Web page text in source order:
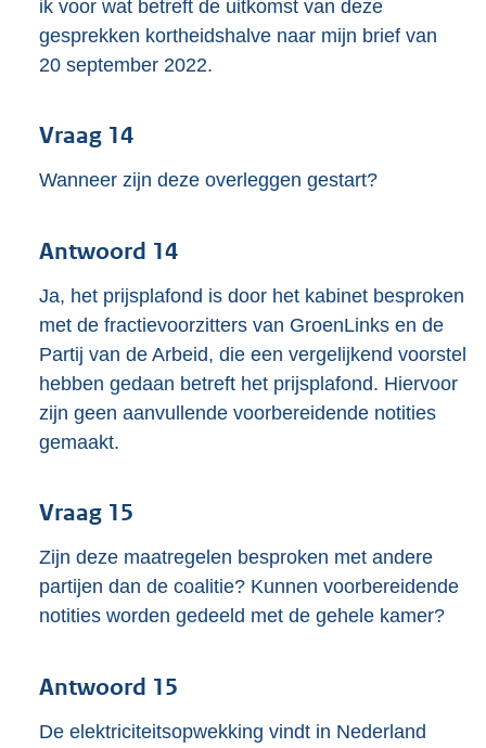
ik voor wat betreft de uitkomst van deze
gesprekken kortheidshalve naar mijn brief van
20 september 2022.
Vraag 14
Wanneer zijn deze overleggen gestart?
Antwoord 14
Ja, het prijsplafond is door het kabinet besproken
met de fractievoorzitters van GroenLinks en de
Partij van de Arbeid, die een vergelijkend voorstel
hebben gedaan betreft het prijsplafond. Hiervoor
zijn geen aanvullende voorbereidende notities
gemaakt.
Vraag 15
Zijn deze maatregelen besproken met andere
partijen dan de coalitie? Kunnen voorbereidende
notities worden gedeeld met de gehele kamer?
Antwoord 15
De elektriciteitsopwekking vindt in Nederland